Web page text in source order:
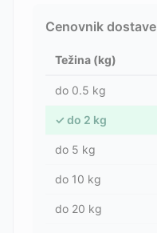
Cenovnik dostave
Težina (kg)
do 0.5 kg
✓ do 2 kg
do 5 kg
do 10 kg
do 20 kg